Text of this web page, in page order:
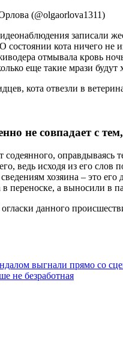
(@olgaorlova1311)
записали
состоянии кота ничего
отмывала кровь
еще такие мрази
кота отвезли в
не совпадает с
оправдываясь
ведь исходя из его слов
хозяина – это
переноске, а выносили в
данного
выгнали прямо со
не безработная